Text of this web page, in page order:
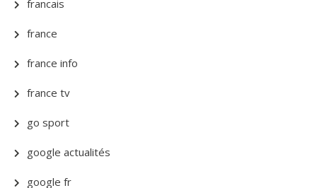
francais
france
france info
france tv
go sport
google actualités
google fr